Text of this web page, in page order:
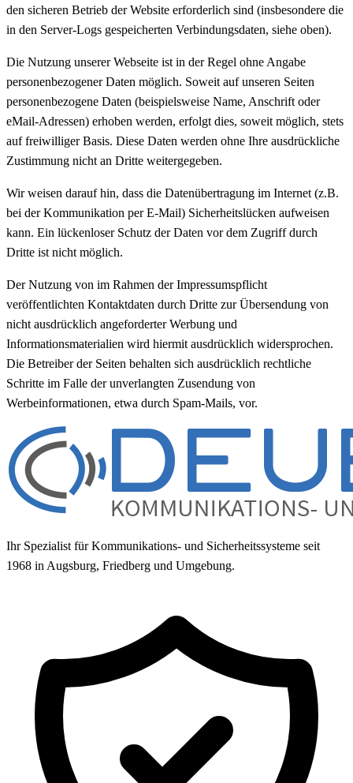
den sicheren Betrieb der Website erforderlich sind (insbesondere die
in den Server-Logs gespeicherten Verbindungsdaten, siehe oben).
Die Nutzung unserer Webseite ist in der Regel ohne Angabe
personenbezogener Daten möglich. Soweit auf unseren Seiten
personenbezogene Daten (beispielsweise Name, Anschrift oder
eMail-Adressen) erhoben werden, erfolgt dies, soweit möglich, stets
auf freiwilliger Basis. Diese Daten werden ohne Ihre ausdrückliche
Zustimmung nicht an Dritte weitergegeben.
Wir weisen darauf hin, dass die Datenübertragung im Internet (z.B.
bei der Kommunikation per E-Mail) Sicherheitslücken aufweisen
kann. Ein lückenloser Schutz der Daten vor dem Zugriff durch
Dritte ist nicht möglich.
Der Nutzung von im Rahmen der Impressumspflicht
veröffentlichten Kontaktdaten durch Dritte zur Übersendung von
nicht ausdrücklich angeforderter Werbung und
Informationsmaterialien wird hiermit ausdrücklich widersprochen.
Die Betreiber der Seiten behalten sich ausdrücklich rechtliche
Schritte im Falle der unverlangten Zusendung von
Werbeinformationen, etwa durch Spam-Mails, vor.
Ihr Spezialist für Kommunikations- und Sicherheitssysteme seit
1968 in Augsburg, Friedberg und Umgebung.